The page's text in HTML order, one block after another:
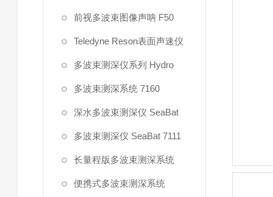
前视多波束图像声呐 F50
Teledyne Reson表面声速仪
多波束测深仪系列 Hydro
多波束测深系统 7160
深水多波束测深仪 SeaBat
多波束测深仪 SeaBat 7111
长量程版多波束测深系统
便携式多波束测深系统